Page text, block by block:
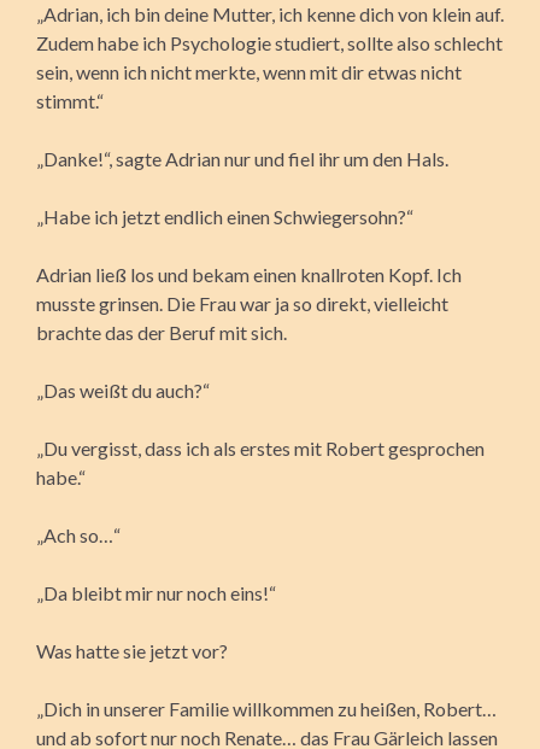
„Adrian, ich bin deine Mutter, ich kenne dich von klein auf.
Zudem habe ich Psychologie studiert, sollte also schlecht
sein, wenn ich nicht merkte, wenn mit dir etwas nicht
stimmt.“
„Danke!“, sagte Adrian nur und fiel ihr um den Hals.
„Habe ich jetzt endlich einen Schwiegersohn?“
Adrian ließ los und bekam einen knallroten Kopf. Ich
musste grinsen. Die Frau war ja so direkt, vielleicht
brachte das der Beruf mit sich.
„Das weißt du auch?“
„Du vergisst, dass ich als erstes mit Robert gesprochen
habe.“
„Ach so…“
„Da bleibt mir nur noch eins!“
Was hatte sie jetzt vor?
„Dich in unserer Familie willkommen zu heißen, Robert…
und ab sofort nur noch Renate… das Frau Gärleich lassen